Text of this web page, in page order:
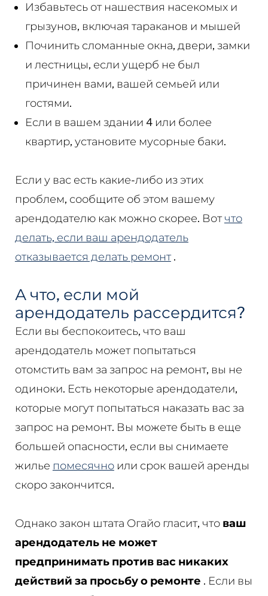
Избавьтесь от нашествия насекомых и
грызунов, включая тараканов и мышей
Починить сломанные окна, двери, замки
и лестницы, если ущерб не был
причинен вами, вашей семьей или
гостями.
Если в вашем здании 4 или более
квартир, установите мусорные баки.
Если у вас есть какие-либо из этих
проблем, сообщите об этом вашему
арендодателю как можно скорее. Вотчто
делать, если ваш арендодатель
отказывается делать ремонт.
А что, если мой
арендодатель рассердится?
Если вы беспокоитесь, что ваш
арендодатель может попытаться
отомстить вам за запрос на ремонт, вы не
одиноки. Есть некоторые арендодатели,
которые могут попытаться наказать вас за
запрос на ремонт. Вы можете быть в еще
большей опасности, если вы снимаете
жилье помесячноили срок вашей аренды
скоро закончится.
Однако закон штата Огайо гласит, что ваш
арендодатель не может
предпринимать против вас никаких
действий за просьбу о ремонте . Если вы